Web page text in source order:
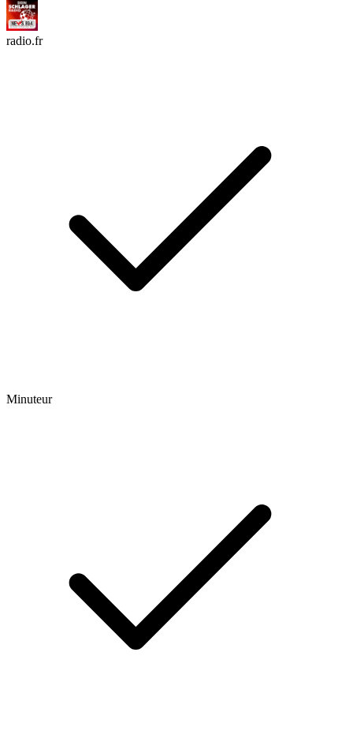
radio.fr
Minuteur